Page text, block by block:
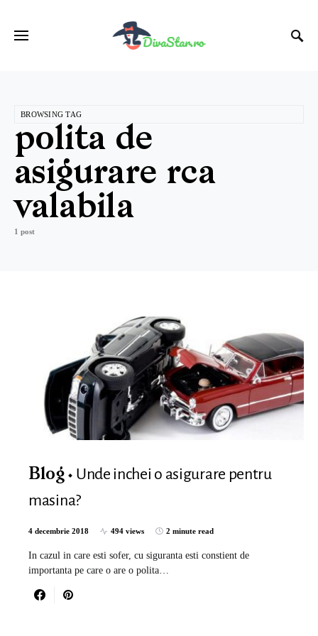
BROWSING TAG
polita de
asigurare rca
valabila
1 post
Blog
Unde inchei o asigurare pentru
masina?
4 decembrie 2018 494 views 2 minute read
In cazul in care esti sofer, cu siguranta esti constient de
importanta pe care o are o polita…